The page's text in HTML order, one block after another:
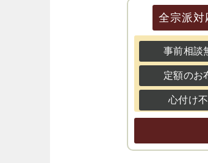
全宗派対
事前相談
定額のお
心付け